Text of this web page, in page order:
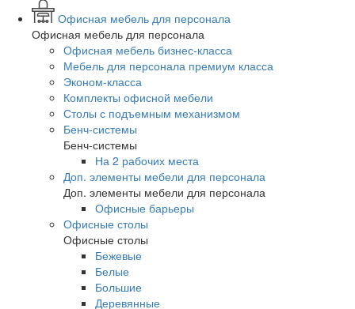
Офисная мебель для персонала
Офисная мебель для персонала
Офисная мебель бизнес-класса
Мебель для персонала премиум класса
Эконом-класса
Комплекты офисной мебели
Столы с подъемным механизмом
Бенч-системы
Бенч-системы
На 2 рабочих места
Доп. элементы мебели для персонала
Доп. элементы мебели для персонала
Офисные барьеры
Офисные столы
Офисные столы
Бежевые
Белые
Большие
Деревянные